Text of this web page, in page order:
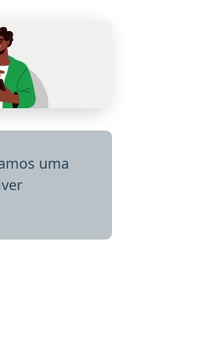
uma